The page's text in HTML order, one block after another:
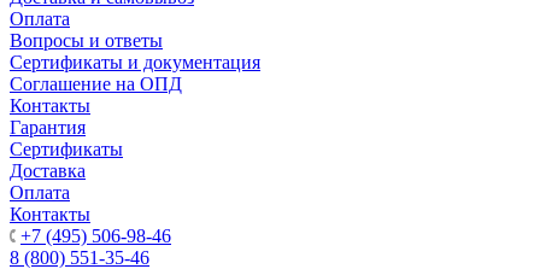
Оплата
Вопросы и ответы
Сертификаты и документация
Соглашение на ОПД
Контакты
Гарантия
Сертификаты
Доставка
Оплата
Контакты
+7 (495) 506-98-46
8 (800) 551-35-46